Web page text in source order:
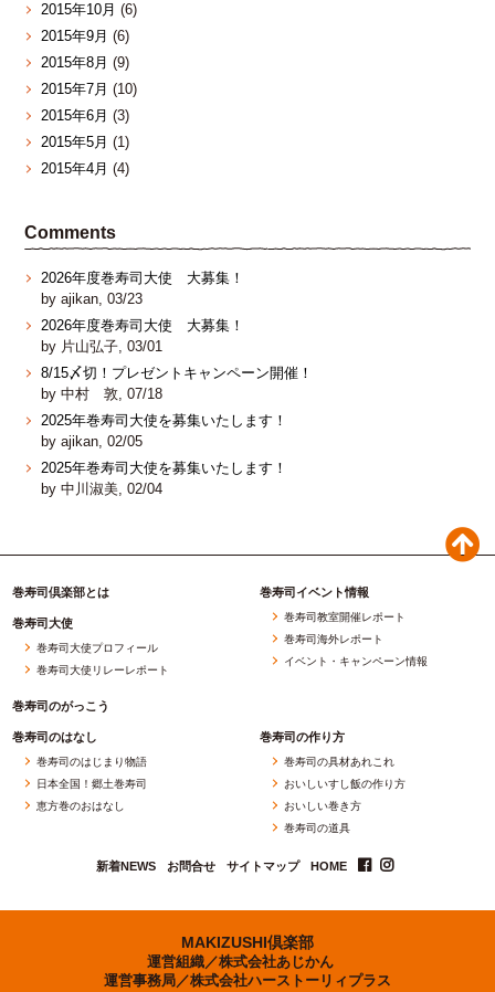
2015年10月 (6)
2015年9月 (6)
2015年8月 (9)
2015年7月 (10)
2015年6月 (3)
2015年5月 (1)
2015年4月 (4)
Comments
2026年度巻寿司大使 大募集！
by ajikan, 03/23
2026年度巻寿司大使 大募集！
by 片山弘子, 03/01
8/15〆切！プレゼントキャンペーン開催！
by 中村 敦, 07/18
2025年巻寿司大使を募集いたします！
by ajikan, 02/05
2025年巻寿司大使を募集いたします！
by 中川淑美, 02/04
巻寿司倶楽部とは
巻寿司大使
巻寿司大使プロフィール
巻寿司大使リレーレポート
巻寿司のがっこう
巻寿司イベント情報
巻寿司教室開催レポート
巻寿司海外レポート
イベント・キャンペーン情報
巻寿司のはなし
巻寿司のはじまり物語
日本全国！郷土巻寿司
恵方巻のおはなし
巻寿司の作り方
巻寿司の具材あれこれ
おいしいすし飯の作り方
おいしい巻き方
巻寿司の道具
新着NEWS お問合せ サイトマップ HOME
MAKIZUSHI倶楽部
運営組織／株式会社あじかん
運営事務局／株式会社ハーストーリィプラス